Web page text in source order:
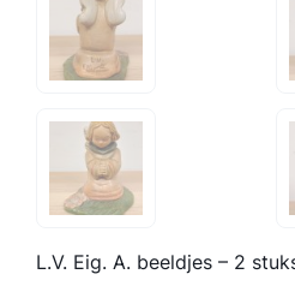
L.V. Eig. A. beeldjes – 2